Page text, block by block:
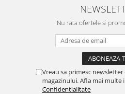
Nu rata ofertele si
Vreau sa primesc
magazinului. Afla mai multe
Confidentialitate